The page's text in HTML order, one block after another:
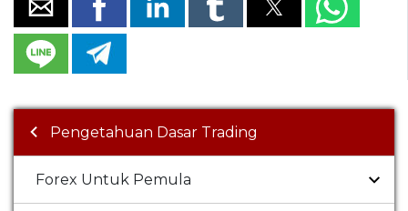
Pengetahuan Dasar Trading
Forex Untuk Pemula